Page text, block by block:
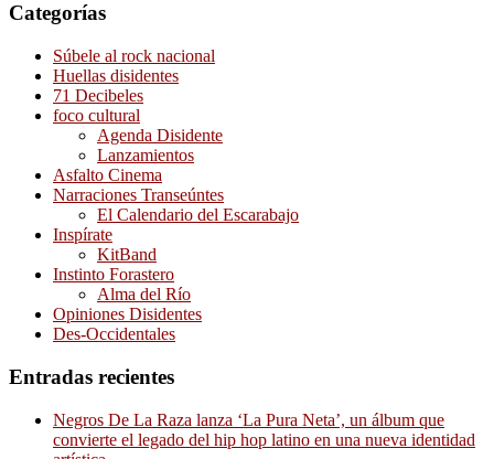
Categorías
Súbele al rock nacional
Huellas disidentes
71 Decibeles
foco cultural
Agenda Disidente
Lanzamientos
Asfalto Cinema
Narraciones Transeúntes
El Calendario del Escarabajo
Inspírate
KitBand
Instinto Forastero
Alma del Río
Opiniones Disidentes
Des-Occidentales
Entradas recientes
Negros De La Raza lanza ‘La Pura Neta’, un álbum que
convierte el legado del hip hop latino en una nueva identidad